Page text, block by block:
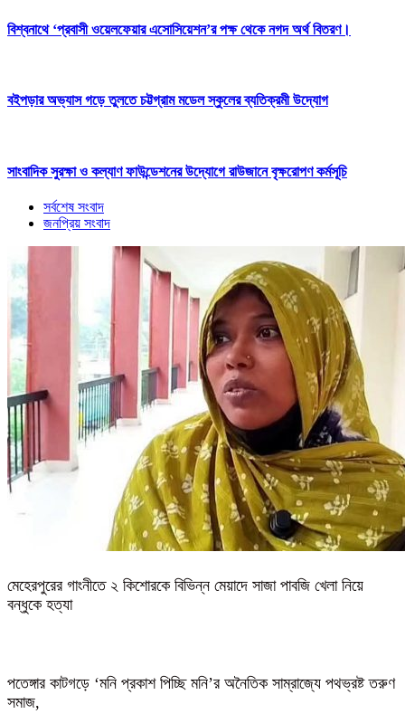
বিশ্বনাথে ‘প্রবাসী ওয়েলফেয়ার এসোসিয়েশন’র পক্ষ থেকে নগদ অর্থ বিতরণ।
বইপড়ার অভ্যাস গড়ে তুলতে চট্টগ্রাম মডেল স্কুলের ব্যতিক্রমী উদ্যোগ
সাংবাদিক সুরক্ষা ও কল্যাণ ফাউন্ডেশনের উদ্যোগে রাউজানে বৃক্ষরোপণ কর্মসূচি
সর্বশেষ সংবাদ
জনপ্রিয় সংবাদ
মেহেরপুরের গাংনীতে ২ কিশোরকে বিভিন্ন মেয়াদে সাজা পাবজি খেলা নিয়ে
বন্ধুকে হত্যা
পতেঙ্গার কাটগড়ে ‘মনি প্রকাশ পিচ্ছি মনি’র অনৈতিক সাম্রাজ্যে পথভ্রষ্ট তরুণ
সমাজ,